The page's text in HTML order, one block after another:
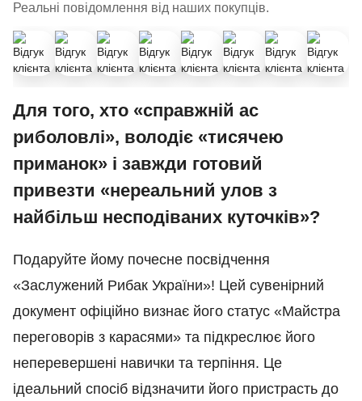
Реальні повідомлення від наших покупців.
Для того, хто «справжній ас
риболовлі», володіє «тисячею
приманок» і завжди готовий
привезти «нереальний улов з
найбільш несподіваних куточків»?
Подаруйте йому почесне посвідчення
«Заслужений Рибак України»! Цей сувенірний
документ офіційно визнає його статус «Майстра
переговорів з карасями» та підкреслює його
неперевершені навички та терпіння. Це
ідеальний спосіб відзначити його пристрасть до